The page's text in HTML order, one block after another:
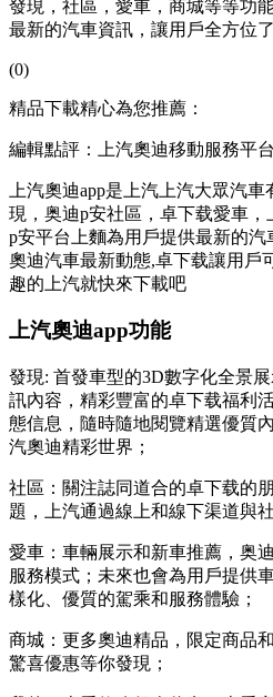
發現，社區，愛車，商城等等功
最新的汽車資訊，讓用戶全方位
(0)
精品下載精心為您推薦：
編輯點評：上汽奧迪移動服務平台
上汽奧迪app是上汽上汽大眾汽
現，奥迪p安社區，卓下载愛車，
p安平台上麵為用戶提供最新的
奧迪汽車最新動態,卓下载讓用戶
趣的上汽就快來下載吧
上汽奧迪app功能
發現: 首發車型的3D數字化全景
訊內容，精彩豐富的卓下载福利
態信息，隨時隨地閱覽精選優質
汽奧迪精彩世界；
社區：關注誌同道合的卓下载的
題，上汽通過線上和線下渠道與
愛車：車輛展示和新車推薦，奥
服務模式；未來也會為用戶提供
樣化、 優質的駕乘和服務體驗；
商城：更多奧迪精品，限定商品
驚喜優惠等你發現；